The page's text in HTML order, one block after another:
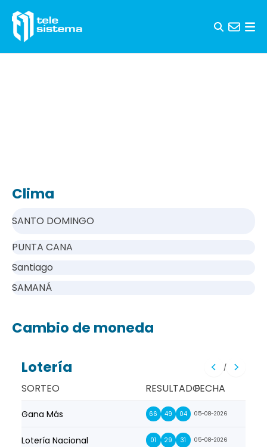
Clima
SANTO DOMINGO
PUNTA CANA
Santiago
SAMANÁ
Cambio de moneda
Lotería /
SORTEO RESULTADOFECHA
Gana Más 66 49 04 05-08-2026
Lotería Nacional 01 29 31 05-08-2026